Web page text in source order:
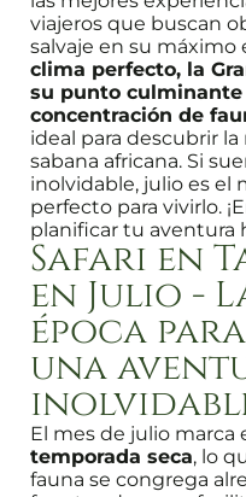
viajeros que buscan
salvaje en su máximo
clima perfecto, la
su punto
concentración de
ideal para descubrir la
sabana africana. Si
inolvidable, julio es el
perfecto para vivirlo.
planificar tu aventura
Safari en
en Julio -
época
una
El mes de julio marca
temporada seca, lo
fauna se congrega